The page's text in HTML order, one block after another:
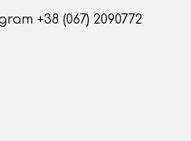
+38 (067) 2090772